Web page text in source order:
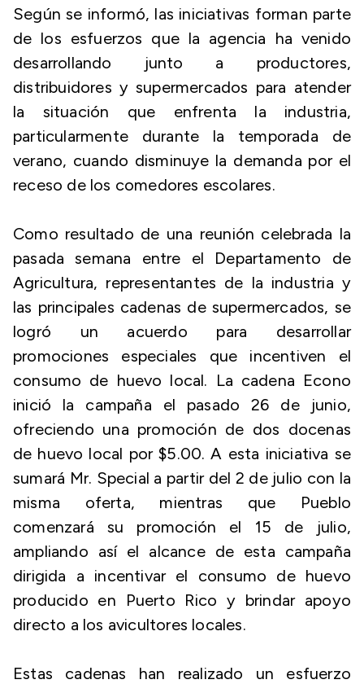
Según se informó, las iniciativas forman parte
de los esfuerzos que la agencia ha venido
desarrollando junto a productores,
distribuidores y supermercados para atender
la situación que enfrenta la industria,
particularmente durante la temporada de
verano, cuando disminuye la demanda por el
receso de los comedores escolares.
Como resultado de una reunión celebrada la
pasada semana entre el Departamento de
Agricultura, representantes de la industria y
las principales cadenas de supermercados, se
logró un acuerdo para desarrollar
promociones especiales que incentiven el
consumo de huevo local. La cadena Econo
inició la campaña el pasado 26 de junio,
ofreciendo una promoción de dos docenas
de huevo local por $5.00. A esta iniciativa se
sumará Mr. Special a partir del 2 de julio con la
misma oferta, mientras que Pueblo
comenzará su promoción el 15 de julio,
ampliando así el alcance de esta campaña
dirigida a incentivar el consumo de huevo
producido en Puerto Rico y brindar apoyo
directo a los avicultores locales.
Estas cadenas han realizado un esfuerzo